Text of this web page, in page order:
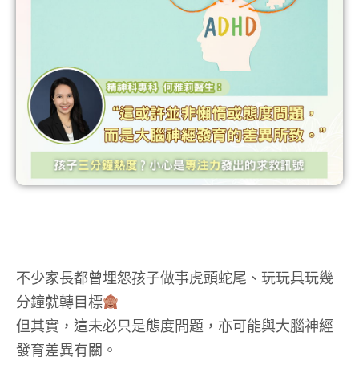
不少家長都曾埋怨孩子做事虎頭蛇尾、玩玩具玩幾
分鐘就轉目標
但其實，這未必只是態度問題，亦可能與大腦神經
發育差異有關。